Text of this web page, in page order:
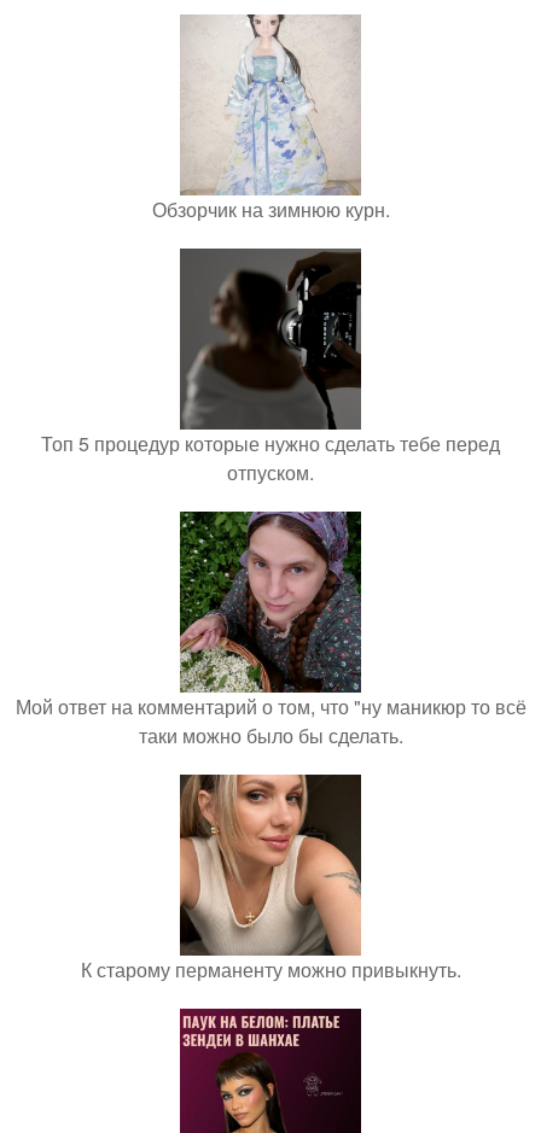
Обзорчик на зимнюю курн.
Топ 5 процедур которые нужно сделать тебе перед
отпуском.
Мой ответ на комментарий о том, что "ну маникюр то всё
таки можно было бы сделать.
К старому перманенту можно привыкнуть.